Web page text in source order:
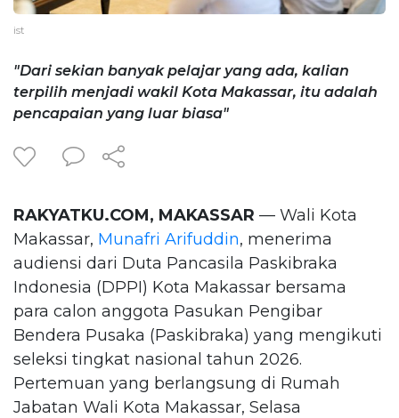
ist
"Dari sekian banyak pelajar yang ada, kalian
terpilih menjadi wakil Kota Makassar, itu adalah
pencapaian yang luar biasa"
RAKYATKU.COM, MAKASSAR — Wali Kota
Makassar, Munafri Arifuddin, menerima
audiensi dari Duta Pancasila Paskibraka
Indonesia (DPPI) Kota Makassar bersama
para calon anggota Pasukan Pengibar
Bendera Pusaka (Paskibraka) yang mengikuti
seleksi tingkat nasional tahun 2026.
Pertemuan yang berlangsung di Rumah
Jabatan Wali Kota Makassar, Selasa